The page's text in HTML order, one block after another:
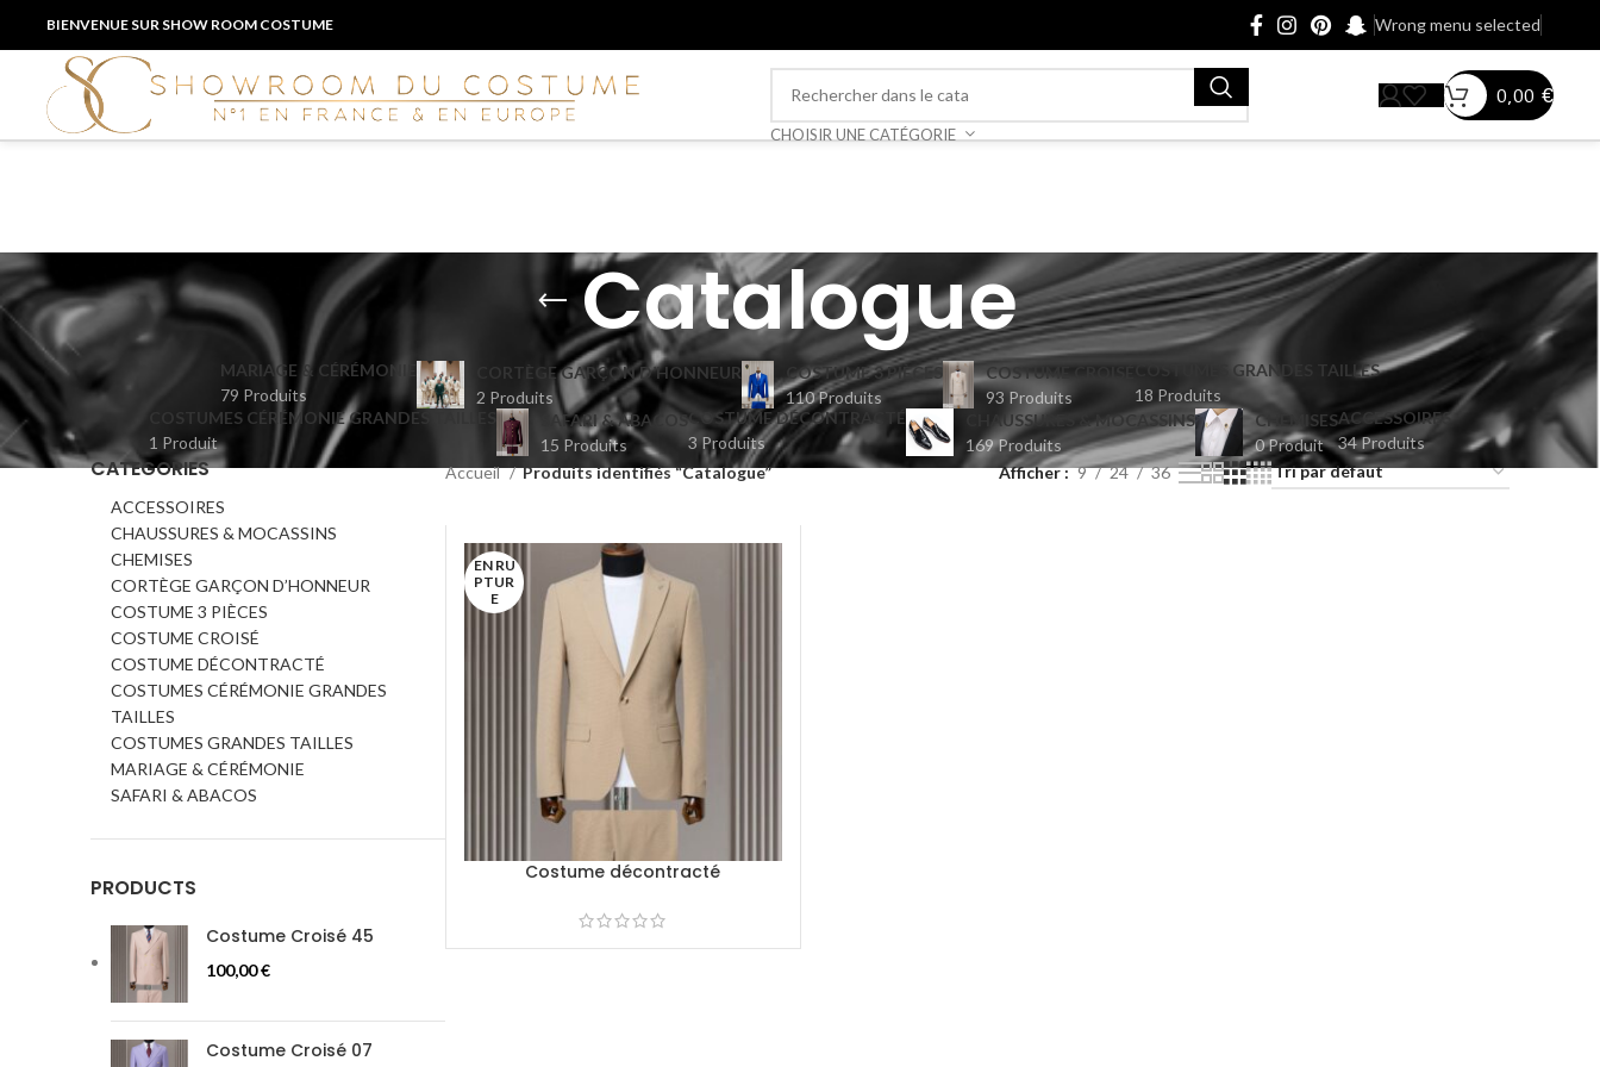
BIENVENUE SUR SHOW ROOM COSTUME Wrong menu selected
CHOISIR UNE CATÉGORIE
0,00€
Catalogue
MARIAGE & CÉRÉMONIE
79 Produits
CORTÈGE GARÇON D’HONNEUR
2 Produits
COSTUME 3 PIÈCES
110 Produits
COSTUME CROISÉ
93 Produits
COSTUMES GRANDES TAILLES
18 Produits
COSTUMES CÉRÉMONIE GRANDES TAILLES
1 Produit
SAFARI & ABACOS
15 Produits
COSTUME DÉCONTRACTÉ
3 Produits
CHAUSSURES & MOCASSINS
169 Produits
CHEMISES
0 Produit
ACCESSOIRES
34 Produits
CATEGORIES
ACCESSOIRES
CHAUSSURES & MOCASSINS
CHEMISES
CORTÈGE GARÇON D’HONNEUR
COSTUME 3 PIÈCES
COSTUME CROISÉ
COSTUME DÉCONTRACTÉ
COSTUMES CÉRÉMONIE GRANDES
TAILLES
COSTUMES GRANDES TAILLES
MARIAGE & CÉRÉMONIE
SAFARI & ABACOS
PRODUCTS
Costume Croisé 45
100,00€
Costume Croisé 07
Accueil Produits identifiés “Catalogue” Afficher 9 24 36
EN RU
PTUR
E
Costume décontracté